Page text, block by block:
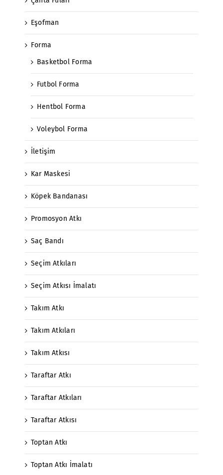
Eşofman
Forma
Basketbol Forma
Futbol Forma
Hentbol Forma
Voleybol Forma
İletişim
Kar Maskesi
Köpek Bandanası
Promosyon Atkı
Saç Bandı
Seçim Atkıları
Seçim Atkısı İmalatı
Takım Atkı
Takım Atkıları
Takım Atkısı
Taraftar Atkı
Taraftar Atkıları
Taraftar Atkısı
Toptan Atkı
Toptan Atkı İmalatı